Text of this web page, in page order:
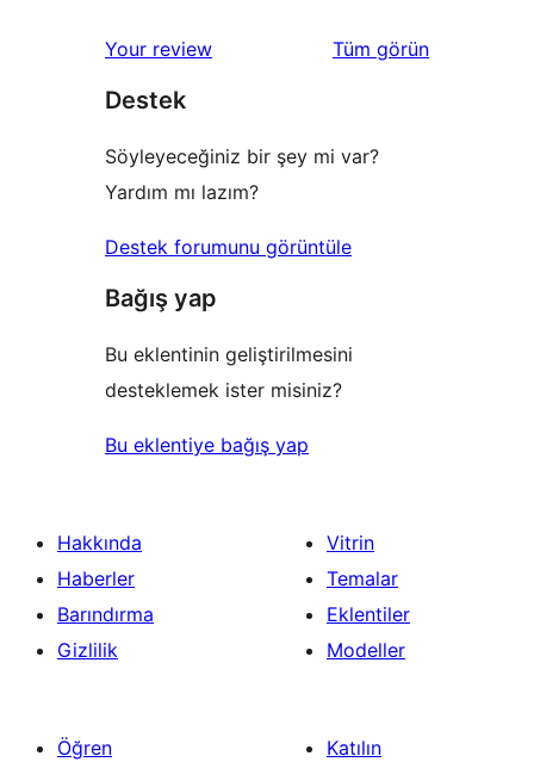
inceleme
yıldızlı
inceleme
Your review Tüm değerlendirmeleri
görün
Destek
Söyleyeceğiniz bir şey mi var?
Yardım mı lazım?
Destek forumunu görüntüle
Bağış yap
Bu eklentinin geliştirilmesini
desteklemek ister misiniz?
Bu eklentiye bağış yap
Hakkında
Haberler
Barındırma
Gizlilik
Vitrin
Temalar
Eklentiler
Modeller
Öğren
Katılın